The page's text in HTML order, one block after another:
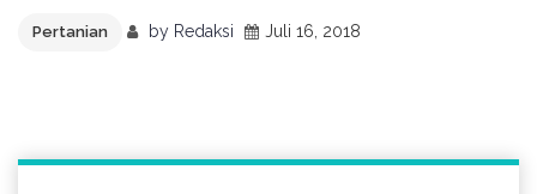
Pertanian by Redaksi Juli 16, 2018